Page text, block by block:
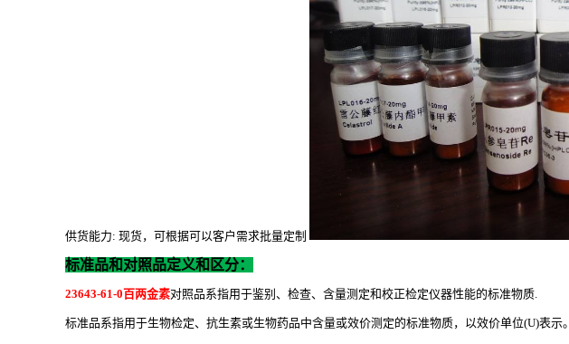
供货能力: 现货，可根据可以客户需求批量定制
标准品和对照品定义和区分：
23643-61-0百两金素对照品系指用于鉴别、检查、含量测定和校正检定仪器性能的标准物质.
标准品系指用于生物检定、抗生素或生物药品中含量或效价测定的标准物质，以效价单位(U)表示。